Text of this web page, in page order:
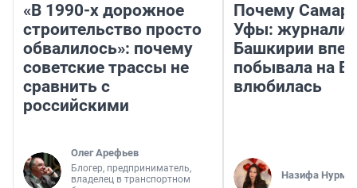
«В 1990-х дорожное
строительство просто
обвалилось»: почему
советские трассы не
сравнить с
российскими
Олег Арефьев
Блогер, предприниматель,
владелец в транспортном
Почему
Уфы:
Башкирии
побывала на
влюбилась
Назифа